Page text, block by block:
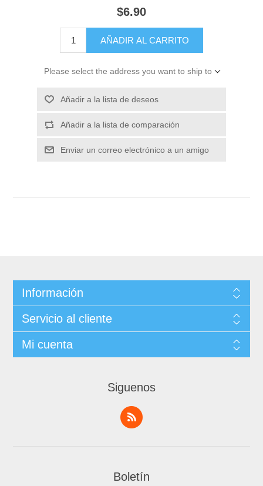
$6.90
Please select the address you want to ship to
Información
Servicio al cliente
Mi cuenta
Siguenos
Boletín